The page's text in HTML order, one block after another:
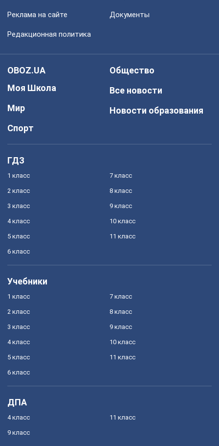
Реклама на сайте Документы
Редакционная политика
OBOZ.UA
Моя Школа
Мир
Спорт
Общество
Все новости
Новости образования
ГДЗ
1 класс
2 класс
3 класс
4 класс
5 класс
6 класс
7 класс
8 класс
9 класс
10 класс
11 класс
Учебники
1 класс
2 класс
3 класс
4 класс
5 класс
6 класс
7 класс
8 класс
9 класс
10 класс
11 класс
ДПА
4 класс
9 класс
11 класс